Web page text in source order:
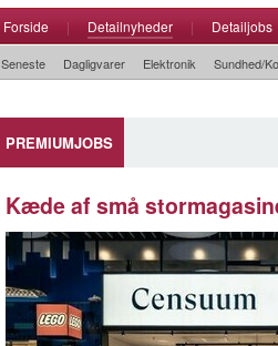
Forside | Detailnyheder | Detailjobs
Seneste Dagligvarer Elektronik Sundhed/
PREMIUMJOBS
Kæde af små